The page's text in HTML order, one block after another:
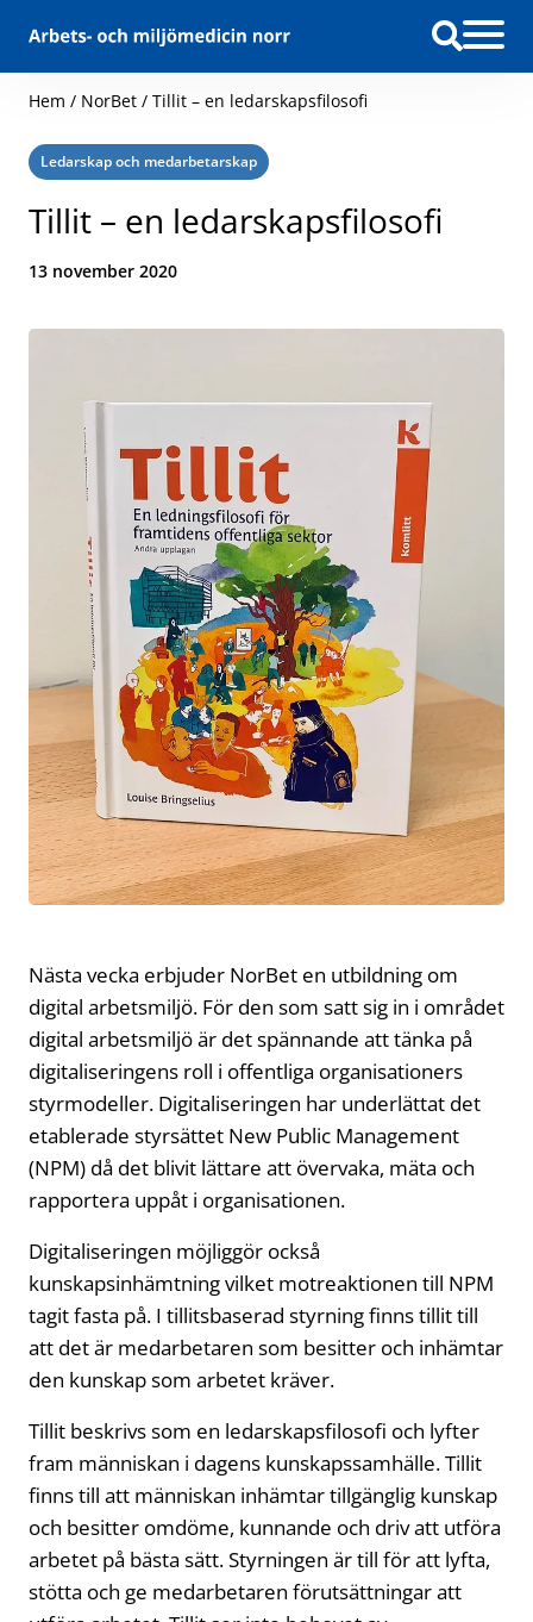
Hem / NorBet / Tillit – en ledarskapsfilosofi
Kategori:
Ledarskap och medarbetarskap
Tillit – en ledarskapsfilosofi
Datum:
13 november 2020
Nästa vecka erbjuder NorBet en utbildning om
digital arbetsmiljö. För den som satt sig in i området
digital arbetsmiljö är det spännande att tänka på
digitaliseringens roll i offentliga organisationers
styrmodeller. Digitaliseringen har underlättat det
etablerade styrsättet New Public Management
(NPM) då det blivit lättare att övervaka, mäta och
rapportera uppåt i organisationen.
Digitaliseringen möjliggör också
kunskapsinhämtning vilket motreaktionen till NPM
tagit fasta på. I tillitsbaserad styrning finns tillit till
att det är medarbetaren som besitter och inhämtar
den kunskap som arbetet kräver.
Tillit beskrivs som en ledarskapsfilosofi och lyfter
fram människan i dagens kunskapssamhälle. Tillit
finns till att människan inhämtar tillgänglig kunskap
och besitter omdöme, kunnande och driv att utföra
arbetet på bästa sätt. Styrningen är till för att lyfta,
stötta och ge medarbetaren förutsättningar att